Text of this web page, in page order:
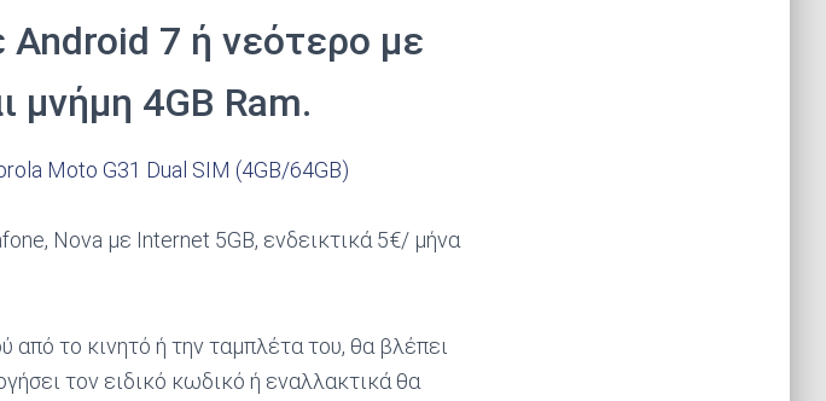
7 ή νεότερο με
μνήμη 4GB Ram.
Moto G31 Dual SIM (4GB/64GB)
Nova με Internet 5GB, ενδεικτικά 5€/ μήνα
το κινητό ή την ταμπλέτα του, θα βλέπει
τον ειδικό κωδικό ή εναλλακτικά θα